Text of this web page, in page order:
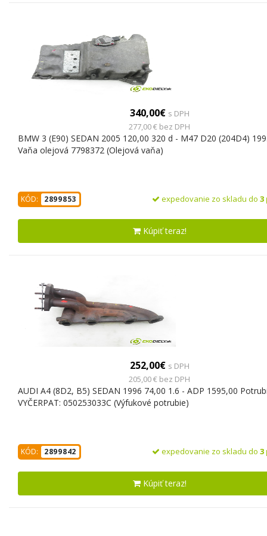
340,00€ s DPH
277,00 € bez DPH
BMW 3 (E90) SEDAN 2005 120,00 320 d - M47 D20 (204D4)
Vaňa olejová 7798372 (Olejová vaňa)
KÓD: 2899853 expedovanie zo skladu do 3
Kúpiť teraz!
252,00€ s DPH
205,00 € bez DPH
AUDI A4 (8D2, B5) SEDAN 1996 74,00 1.6 - ADP 1595,00
VYČERPAT: 050253033C (Výfukové potrubie)
KÓD: 2899842 expedovanie zo skladu do 3
Kúpiť teraz!